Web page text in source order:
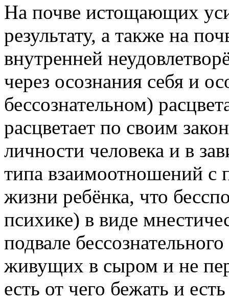
На почве истощающих
результату, а также на
внутренней
через осознания себя и
бессознательном)
расцветает по своим
личности человека и в
типа взаимоотношений
жизни ребёнка, что
психике) в виде
подвале
живущих в сыром и не
есть от чего бежать и